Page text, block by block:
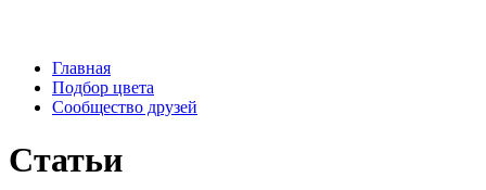
Главная
Подбор цвета
Сообщество друзей
Статьи